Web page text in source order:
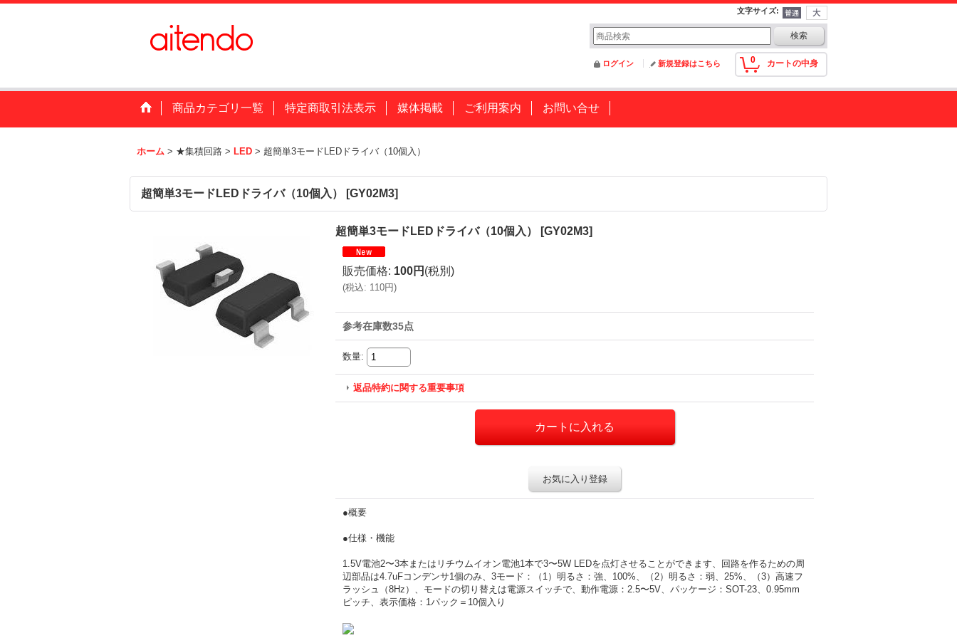
文字サイズ:
0 カートの中身
ログイン 新規登録はこちら
商品カテゴリ一覧 特定商取引法表示 媒体掲載 ご利用案内 お問い合せ
ホーム > ★集積回路 > LED > 超簡単3モードLEDドライバ（10個入）
超簡単3モードLEDドライバ（10個入） [GY02M3]
超簡単3モードLEDドライバ（10個入） [GY02M3]
販売価格: 100円 (税別)
(税込: 110円)
参考在庫数35点
数量:
返品特約に関する重要事項
お気に入り登録
●概要
●仕様・機能
1.5V電池2〜3本またはリチウムイオン電池1本で3〜5W LEDを点灯させることができます、回路を作るための周
辺部品は4.7uFコンデンサ1個のみ、3モード：（1）明るさ：強、100%、（2）明るさ：弱、25%、（3）高速フ
ラッシュ（8Hz）、モードの切り替えは電源スイッチで、動作電源：2.5〜5V、パッケージ：SOT-23、0.95mm
ピッチ、表示価格：1パック＝10個入り